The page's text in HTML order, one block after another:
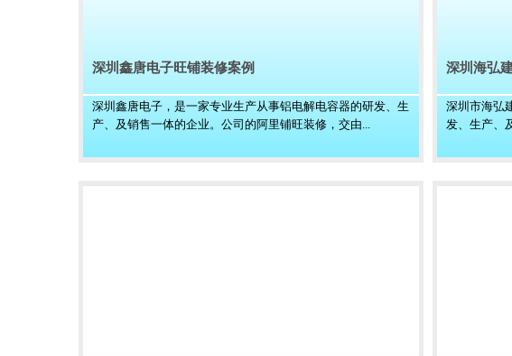
深圳鑫唐电子旺铺装修案例
深圳鑫唐电子，是一家专业生产从事铝电解电容器的研发、生
产、及销售一体的企业。公司的阿里铺旺装修，交由...
深圳海弘
深圳市海弘
发、生产、